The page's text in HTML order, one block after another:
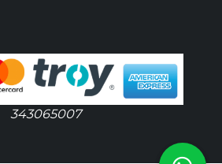
343065007